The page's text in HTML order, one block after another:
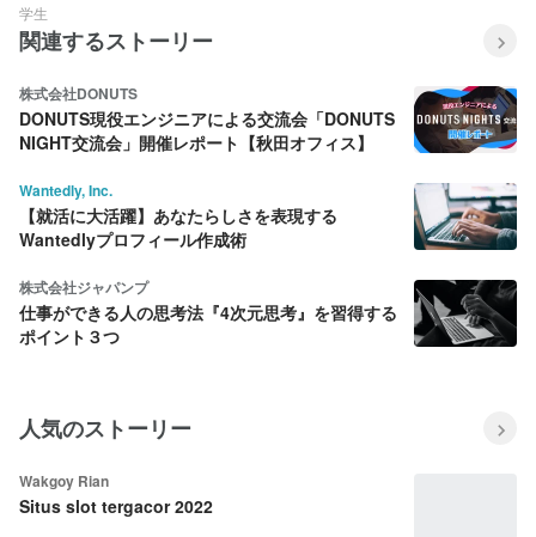
学生
関連するストーリー
株式会社DONUTS
DONUTS現役エンジニアによる交流会「DONUTS
NIGHT交流会」開催レポート【秋田オフィス】
Wantedly, Inc.
【就活に大活躍】あなたらしさを表現する
Wantedlyプロフィール作成術
株式会社ジャパンプ
仕事ができる人の思考法『4次元思考』を習得する
ポイント３つ
人気のストーリー
Wakgoy Rian
Situs slot tergacor 2022